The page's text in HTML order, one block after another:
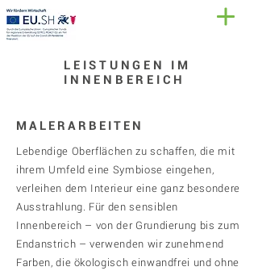
LEISTUNGEN IM
INNENBEREICH
MALERARBEITEN
Lebendige Oberflächen zu schaffen, die mit
ihrem Umfeld eine Symbiose eingehen,
verleihen dem Interieur eine ganz besondere
Ausstrahlung. Für den sensiblen
Innenbereich – von der Grundierung bis zum
Endanstrich – verwenden wir zunehmend
Farben, die ökologisch einwandfrei und ohne